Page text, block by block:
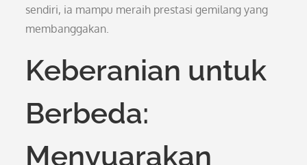
sendiri, ia mampu meraih prestasi gemilang yang
membanggakan.
Keberanian untuk
Berbeda:
Menyuarakan